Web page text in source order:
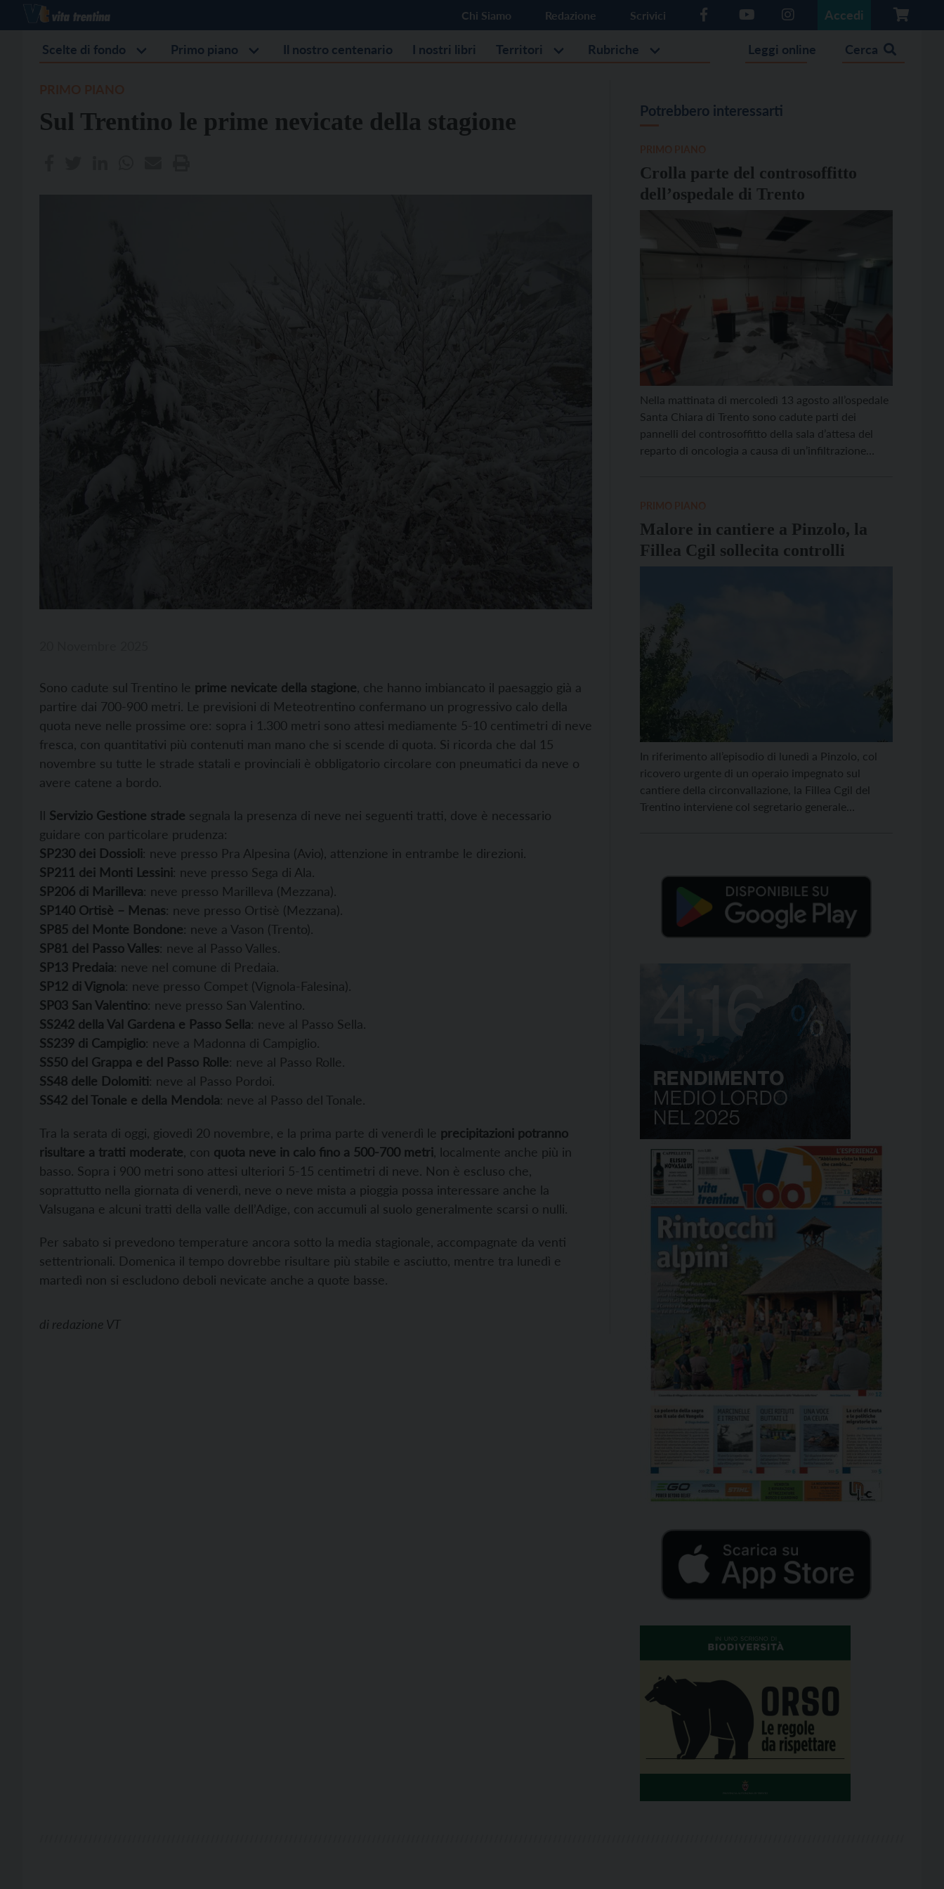
Chi Siamo Redazione Scrivici Accedi
Scelte di fondo Primo piano Il nostro centenario I nostri libri Territori Rubriche Leggi online Cerca
Sul Trentino le prime nevicate della stagione
Sono cadute sul Trentino le prime nevicate della stagione, che hanno imbiancato il paesaggio già a
partire dai 700-900 metri. Le previsioni di Meteotrentino confermano un progressivo calo della
quota neve nelle prossime ore: sopra i 1.300 metri sono attesi mediamente 5-10 centimetri di neve
fresca, con quantitativi più contenuti man mano che si scende di quota. Si ricorda che dal 15
novembre su tutte le strade statali e provinciali è obbligatorio circolare con pneumatici da neve o
avere catene a bordo.
Il Servizio Gestione strade segnala la presenza di neve nei seguenti tratti, dove è necessario
guidare con particolare prudenza:
SP230 dei Dossioli: neve presso Pra Alpesina (Avio), attenzione in entrambe le direzioni.
SP211 dei Monti Lessini: neve presso Sega di Ala.
SP206 di Marilleva: neve presso Marilleva (Mezzana).
SP140 Ortisè – Menas: neve presso Ortisè (Mezzana).
SP85 del Monte Bondone: neve a Vason (Trento).
SP81 del Passo Valles: neve al Passo Valles.
SP13 Predaia: neve nel comune di Predaia.
SP12 di Vignola: neve presso Compet (Vignola-Falesina).
SP03 San Valentino: neve presso San Valentino.
SS242 della Val Gardena e Passo Sella: neve al Passo Sella.
SS239 di Campiglio: neve a Madonna di Campiglio.
SS50 del Grappa e del Passo Rolle: neve al Passo Rolle.
SS48 delle Dolomiti: neve al Passo Pordoi.
SS42 del Tonale e della Mendola: neve al Passo del Tonale.
Tra la serata di oggi, giovedì 20 novembre, e la prima parte di venerdì le precipitazioni potranno
risultare a tratti moderate, con quota neve in calo fino a 500-700 metri, localmente anche più in
basso. Sopra i 900 metri sono attesi ulteriori 5-15 centimetri di neve. Non è escluso che,
soprattutto nella giornata di venerdì, neve o neve mista a pioggia possa interessare anche la
Valsugana e alcuni tratti della valle dell’Adige, con accumuli al suolo generalmente scarsi o nulli.
Per sabato si prevedono temperature ancora sotto la media stagionale, accompagnate da venti
settentrionali. Domenica il tempo dovrebbe risultare più stabile e asciutto, mentre tra lunedì e
martedì non si escludono deboli nevicate anche a quote basse.
di redazione VT
Potrebbero interessarti
Crolla parte del controsoffitto
dell’ospedale di Trento
Nella mattinata di mercoledì 13 agosto all’ospedale
Santa Chiara di Trento sono cadute parti dei
pannelli del controsoffitto della sala d’attesa del
reparto di oncologia a causa di un’infiltrazione
[…]
Malore in cantiere a Pinzolo, la
Fillea Cgil sollecita controlli
In riferimento all’episodio di lunedì a Pinzolo, col
ricovero urgente di un operaio impegnato sul
cantiere della circonvallazione, la Fillea Cgil del
Trentino interviene col segretario generale
esprimiamo solidarietà al lavoratore e auspichiamo
che le sue condizioni migliorino. […]